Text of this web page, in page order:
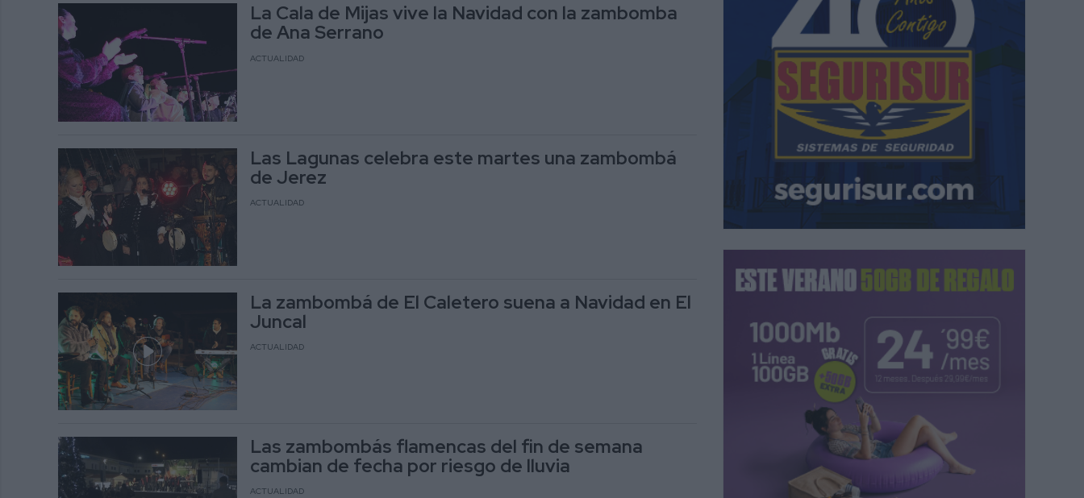
La Cala de Mijas vive la Navidad con la zambomba
de Ana Serrano
ACTUALIDAD
Las Lagunas celebra este martes una zambombá
de Jerez
ACTUALIDAD
La zambombá de El Caletero suena a Navidad en El
Juncal
ACTUALIDAD
Las zambombás flamencas del fin de semana
cambian de fecha por riesgo de lluvia
ACTUALIDAD